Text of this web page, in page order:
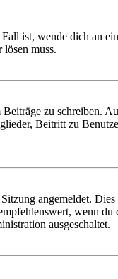
ist, wende dich an
muss.
zu schreiben.
Beitritt zu
angemeldet.
wenn
ausgeschaltet.